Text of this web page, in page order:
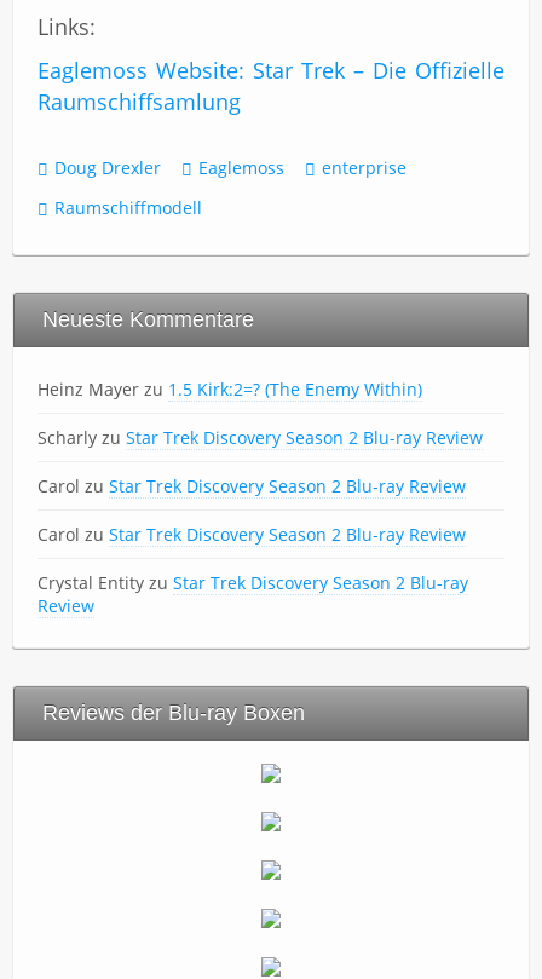
Links:
Eaglemoss Website: Star Trek – Die Offizielle
Raumschiffsamlung
Doug Drexler Eaglemoss
enterprise
Raumschiffmodell
Neueste Kommentare
Heinz Mayer zu 1.5 Kirk:2=? (The Enemy Within)
Scharly zu Star Trek Discovery Season 2 Blu-ray Review
Carol zu Star Trek Discovery Season 2 Blu-ray Review
Carol zu Star Trek Discovery Season 2 Blu-ray Review
Crystal Entity zu Star Trek Discovery Season 2 Blu-ray
Review
Reviews der Blu-ray Boxen